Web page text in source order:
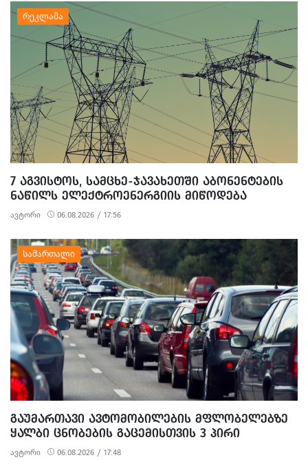
7 ᲐᲒᲕᲘᲡᲢᲝᲡ, ᲡᲐᲛᲪᲮᲔ-ᲯᲐᲕᲐᲮᲔᲗᲨᲘ ᲐᲑᲝᲜᲔᲜᲢᲔᲑᲘᲡ
ᲜᲐᲬᲘᲚᲡ ᲔᲚᲔᲥᲢᲠᲝᲔᲜᲔᲠᲒᲘᲘᲡ ᲛᲘᲬᲝᲓᲔᲑᲐ
ᲨᲔᲔᲖᲦᲣᲓᲔᲑᲐ
ავტორი 06.08.2026 / 17:56
ᲒᲐᲣᲛᲐᲠᲗᲐᲕᲘ ᲐᲕᲢᲝᲛᲝᲑᲘᲚᲔᲑᲘᲡ ᲛᲤᲚᲝᲑᲔᲚᲔᲑᲖᲔ
ᲧᲐᲚᲑᲘ ᲪᲜᲝᲑᲔᲑᲘᲡ ᲒᲐᲪᲔᲛᲘᲡᲗᲕᲘᲡ 3 ᲞᲘᲠᲘ
ᲓᲐᲐᲙᲐᲕᲔᲡ
ავტორი 06.08.2026 / 17:48